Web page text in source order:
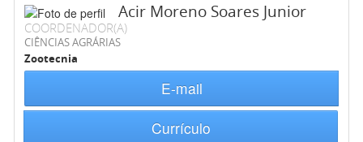
Acir Moreno Soares Junior
COORDENADOR(A)
CIÊNCIAS AGRÁRIAS
Zootecnia
E-mail
Currículo